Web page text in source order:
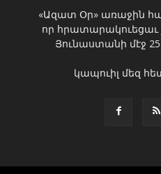
«Ազատ Օր» առաջին
որ
Յունաստանի մէջ
կապուիլ մեզ